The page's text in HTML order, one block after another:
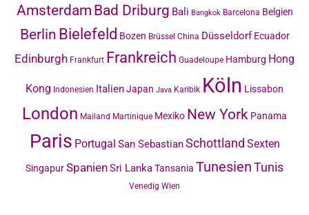
Amsterdam Bad Driburg Bali Bangkok Barcelona Belgien
Berlin Bielefeld Bozen Brüssel China Düsseldorf Ecuador
Edinburgh Frankfurt Frankreich Guadeloupe Hamburg Hong
Kong Indonesien ItalienJapan Java Karibik Köln Lissabon
London Mailand Martinique Mexiko New York Panama
Paris Portugal San SebastianSchottland Sexten
SingapurSpanienSri Lanka Tansania TunesienTunis
Venedig Wien